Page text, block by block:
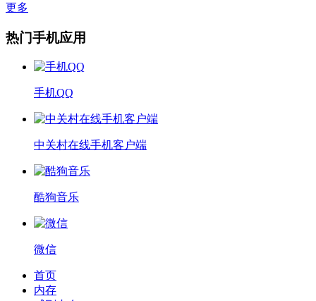
更多
热门手机应用
手机QQ
中关村在线手机客户端
酷狗音乐
微信
首页
内存